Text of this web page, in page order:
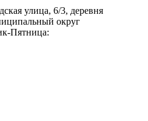
улица, 6/3, деревня
округ
Пятница: